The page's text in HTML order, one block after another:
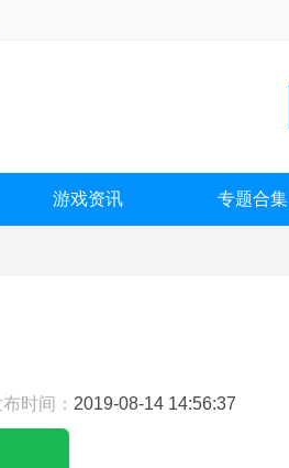
游戏资讯 专题合集
时间： 2019-08-14 14:56:37